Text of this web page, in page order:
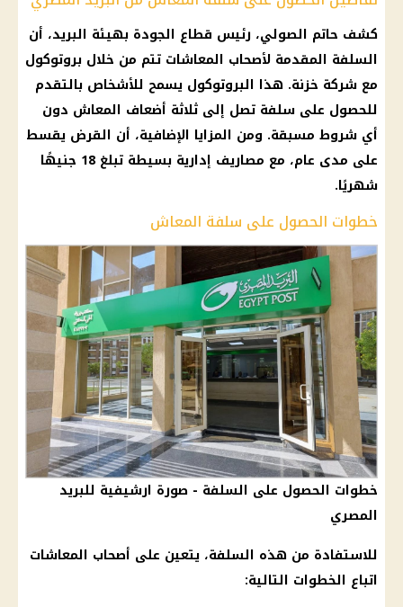
كشف حاتم الصولي، رئيس قطاع الجودة بهيئة البريد، أن
السلفة المقدمة لأصحاب المعاشات تتم من خلال بروتوكول
مع شركة خزنة. هذا البروتوكول يسمح للأشخاص بالتقدم
للحصول على سلفة تصل إلى ثلاثة أضعاف المعاش دون
أي شروط مسبقة. ومن المزايا الإضافية، أن القرض يقسط
على مدى عام، مع مصاريف إدارية بسيطة تبلغ 18 جنيهًا
شهريًا.
خطوات الحصول على سلفة المعاش
خطوات الحصول على السلفة - صورة ارشيفية للبريد
المصري
للاستفادة من هذه السلفة، يتعين على أصحاب المعاشات
اتباع الخطوات التالية: